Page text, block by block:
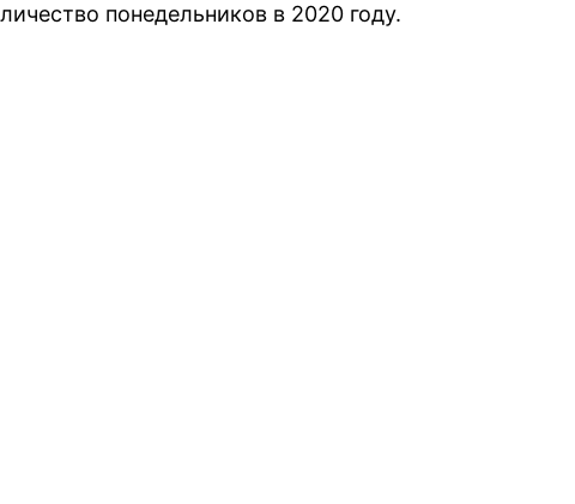
понедельников в 2020 году.